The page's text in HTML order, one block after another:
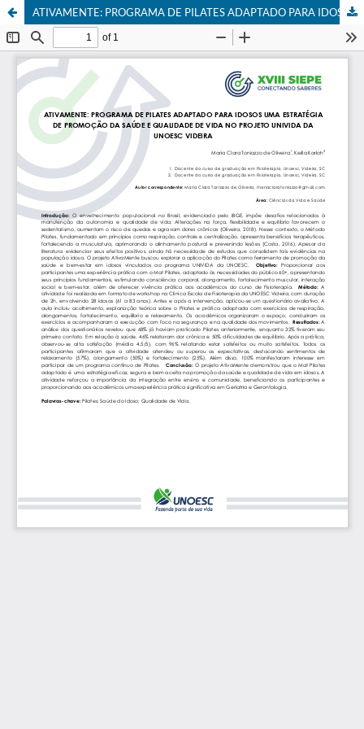
ATIVAMENTE: PROGRAMA DE PILATES ADAPTADO PARA IDOSOS UMA ESTRATÉGIA DE PROMOÇÃO DA SAÚDE E QUALIDADE DE VIDA NO PROJETO UNIVIDA DA UNOESC VIDEIRA